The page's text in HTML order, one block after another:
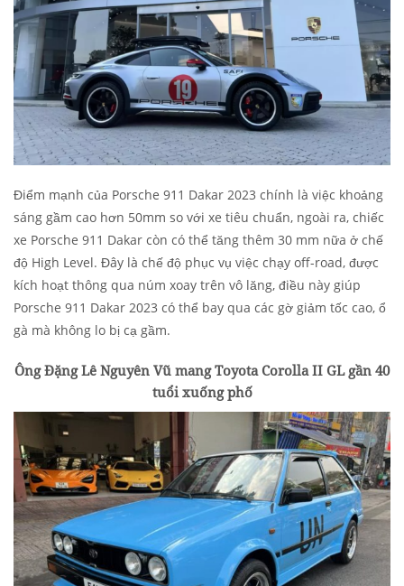
Điểm mạnh của Porsche 911 Dakar 2023 chính là việc khoảng
sáng gầm cao hơn 50mm so với xe tiêu chuẩn, ngoài ra, chiếc
xe Porsche 911 Dakar còn có thể tăng thêm 30 mm nữa ở chế
độ High Level. Đây là chế độ phục vụ việc chạy off-road, được
kích hoạt thông qua núm xoay trên vô lăng, điều này giúp
Porsche 911 Dakar 2023 có thể bay qua các gờ giảm tốc cao, ổ
gà mà không lo bị cạ gầm.
Ông Đặng Lê Nguyên Vũ mang Toyota Corolla II GL gần 40
tuổi xuống phố